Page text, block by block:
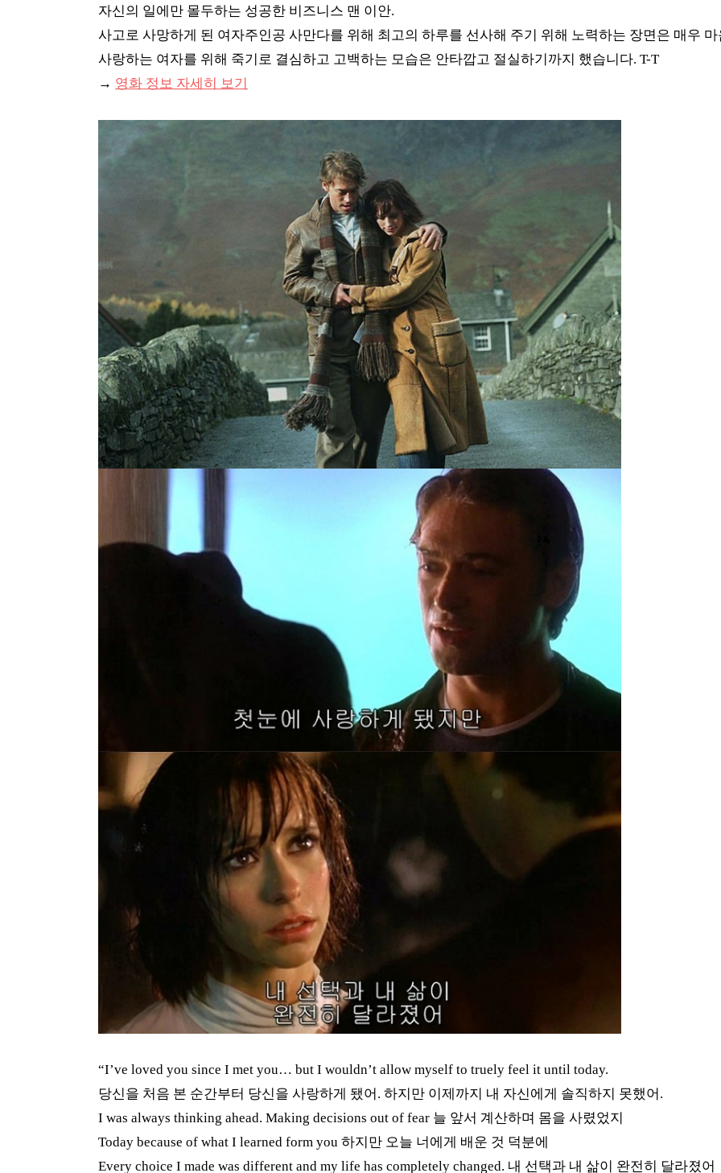
자신의 일에만 몰두하는 성공한 비즈니스 맨 이안.
사고로 사망하게 된 여자주인공 사만다를 위해 최고의 하루를 선사해 주기 위해 노력하는 장면은 매우
사랑하는 여자를 위해 죽기로 결심하고 고백하는 모습은 안타깝고 절실하기까지 했습니다. T-T
→ 영화 정보 자세히 보기
“I’ve loved you since I met you… but I wouldn’t allow myself to truely feel it until today.
당신을 처음 본 순간부터 당신을 사랑하게 됐어 . 하지만 이제까지 내 자신에게 솔직하지 못했어 .
I was always thinking ahead. Making decisions out of fear 늘 앞서 계산하며 몸을 사렸었지
Today because of what I learned form you 하지만 오늘 너에게 배운 것 덕분에
Every choice I made was different and my life has completely changed. 내 선택과 내 삶이 완전히 달라졌어